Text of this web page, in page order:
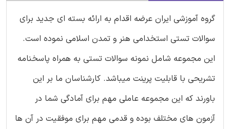
گروه آموزشی ایران عرضه اقدام به ارائه بسته ای جدید برای
سوالات تستی استخدامی هنر و تمدن اسلامی نموده است.
این مجموعه شامل نمونه سوالات تستی به همراه پاسخنامه
تشریحی با قابلیت پرینت میباشد. کارشناسان ما بر این
باورند که این مجموعه عاملی مهم برای آمادگی شما در
آزمون های مختلف بوده و قدمی مهم برای موفقیت در آن ها